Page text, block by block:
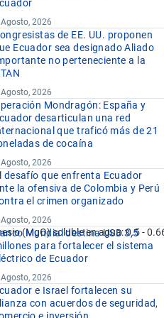
(MgO) soluble en agua: 0.5 -
2026
de EE. UU. proponen
Ecuador sea designado Aliado
no perteneciente a la
2026
Mondragón: España y
desarticulan una red
que traficó más de 21
de cocaína
2026
desafío que enfrenta Ecuador
la ofensiva de Colombia y Perú
el crimen organizado
2026
Mundial destina USD 3,5
para fortalecer el sistema
de Ecuador
2026
e Israel fortalecen su
con acuerdos de seguridad,